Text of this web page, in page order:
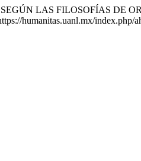
SEGÚN LAS FILOSOFÍAS DE
humanitas.uanl.mx/index.php/